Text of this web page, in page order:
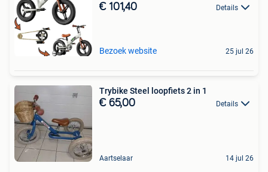
€ 101,40 Details
Bezoek website 25 jul 26
Trybike Steel loopfiets 2 in 1
€ 65,00 Details
Aartselaar 14 jul 26